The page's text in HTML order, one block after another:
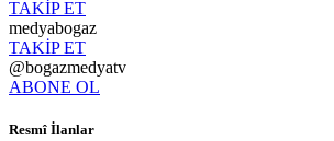
TAKİP ET
medyabogaz
TAKİP ET
@bogazmedyatv
ABONE OL
Resmî İlanlar